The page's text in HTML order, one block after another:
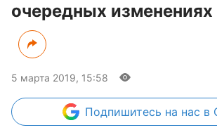
очередных изменениях
5 марта 2019, 15:58
Подпишитесь на нас в